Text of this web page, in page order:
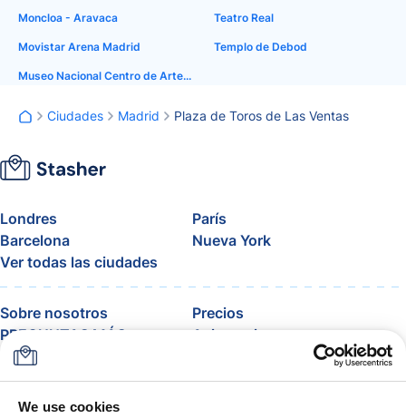
We use cookies
Moncloa - Aravaca
Movistar Arena Madrid
Museo Nacional Centro de Arte Reina Sofía
Teatro Real
Templo de Debod
Ciudades Madrid Plaza de Toros de Las Ventas
Londres
París
Barcelona
Nueva York
Ver todas las ciudades
Sobre nosotros
Precios
PREGUNTAS MÁS
FRECUENTES
Asistencia
Blog
Únete al programa de